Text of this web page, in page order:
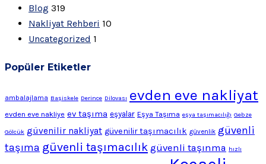
Blog 319
Nakliyat Rehberi 10
Uncategorized 1
Popüler Etiketler
ambalajlama Başiskele Derince Dilovası evden eve nakliyat
evden eve nakliye ev taşıma eşyalar Eşya Taşıma eşya taşımacılığı Gebze
Gölcük güvenilir nakliyat güvenilir taşımacılık güvenlik güvenli
taşıma güvenli taşımacılık güvenli taşınma hızlı